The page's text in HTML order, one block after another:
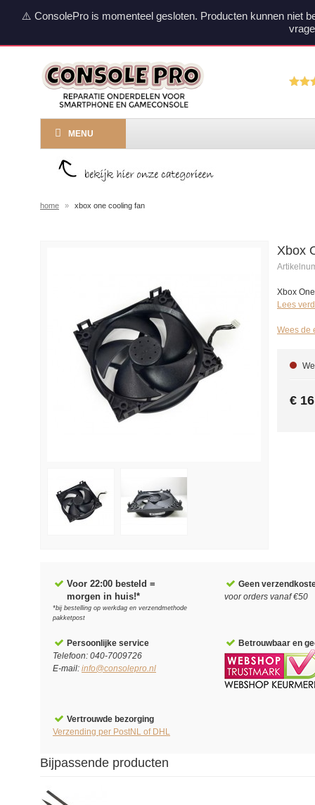
⚠️ ConsolePro is momenteel gesloten. Producten kunnen niet
MENU
home » xbox one cooling fan
Xbox
Xbox
Lees
Wees de
€
Voor 22:00 besteld =
morgen in huis!*
*bij bestelling op werkdag en verzendmethode
pakketpost
Geen
voor orders vanaf €50
Persoonlijke service
Telefoon: 040-7009726
E-mail: info@consolepro.nl
Betrouwbaar en
Vertrouwde bezorging
Verzending per PostNL of DHL
Bijpassende producten